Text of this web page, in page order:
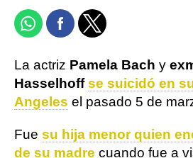
La actriz Pamela Bach y
Hasselhoffse suicidó en
Angeles el pasado 5 de
Fue su hija menor quien
de su madre cuando fue a